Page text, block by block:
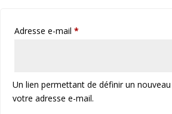
Adresse e-mail *Obligatoire
Un lien permettant de définir un
votre adresse e-mail.